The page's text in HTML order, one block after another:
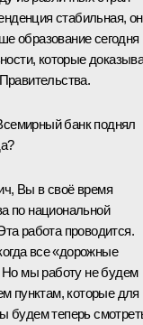
стабильная,
образование сегодня
которые
банк поднял
Вы в своё время
по национальной
работа проводится.
все «дорожные
Но мы работу не будем
пунктам, которые для
будем теперь